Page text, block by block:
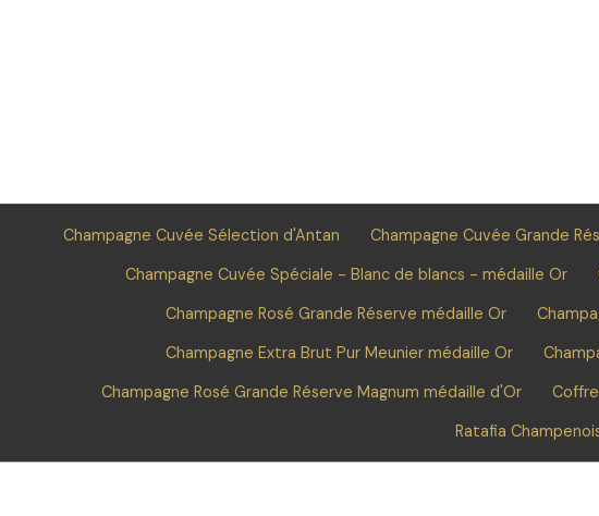
Champagne Cuvée Sélection d'Antan Champagne Cuvée Grande
Champagne Cuvée Spéciale - Blanc de blancs - médaille Or
Champagne Rosé Grande Réserve médaille Or
Champagne Extra Brut Pur Meunier médaille Or
Champagne Rosé Grande Réserve Magnum médaille d'Or
Ratafia